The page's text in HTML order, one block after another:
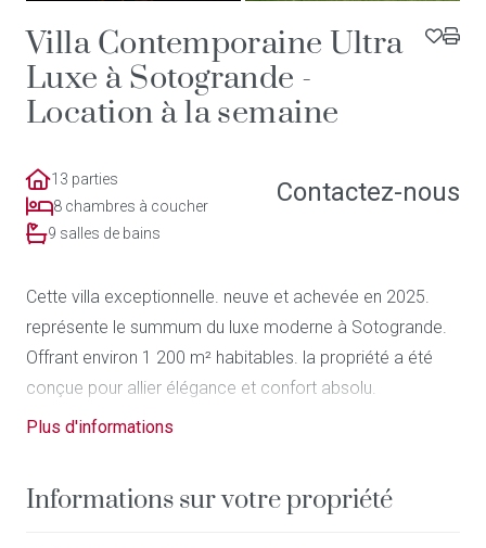
Villa Contemporaine Ultra
Luxe à Sotogrande -
Location à la semaine
13 parties
8 chambres à coucher
9 salles de bains
Contactez-nous
Cette villa exceptionnelle. neuve et achevée en 2025.
représente le summum du luxe moderne à Sotogrande.
Offrant environ 1 200 m² habitables. la propriété a été
conçue pour allier élégance et confort absolu.
exceptionnels. incluant un court de tennis privé sur le toit.
Plus d'informations
Informations sur votre propriété